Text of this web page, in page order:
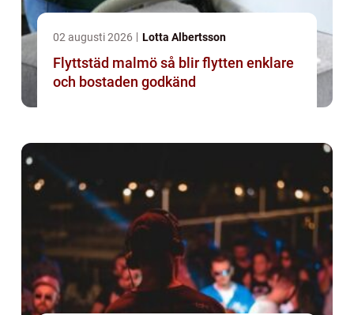
02 augusti 2026 Lotta Albertsson
Flyttstäd malmö så blir flytten enklare
och bostaden godkänd